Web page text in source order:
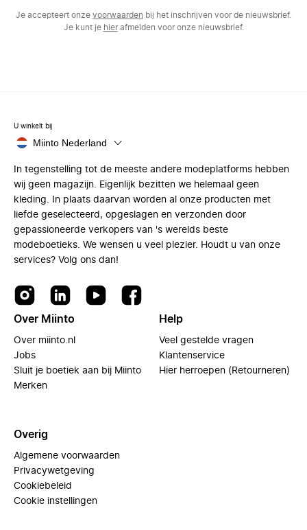
Je accepteert onze voorwaarden bij het inschrijven voor de nieuwsbrief.
Je kunt je hierafmelden voor onze nieuwsbrief.
U winkelt bij
Miinto Nederland
In tegenstelling tot de meeste andere modeplatforms hebben
wij geen magazijn. Eigenlijk bezitten we helemaal geen
kleding. In plaats daarvan worden al onze producten met
liefde geselecteerd, opgeslagen en verzonden door
gepassioneerde verkopers van 's werelds beste
modeboetieks. We wensen u veel plezier. Houdt u van onze
services? Volg ons dan!
Over Miinto
Over miinto.nl
Jobs
Sluit je boetiek aan bij Miinto
Merken
Help
Veel gestelde vragen
Klantenservice
Hier herroepen (Retourneren)
Overig
Algemene voorwaarden
Privacywetgeving
Cookiebeleid
Cookie instellingen